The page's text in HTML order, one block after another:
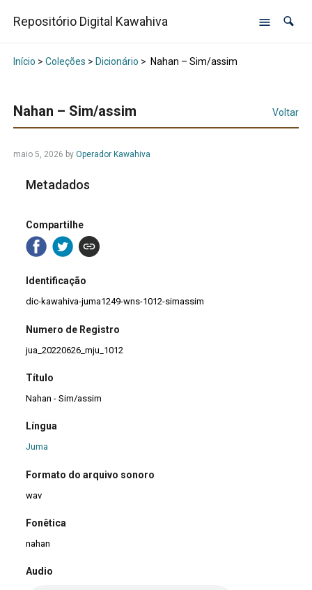
Repositório Digital Kawahiva
Início > Coleções > Dicionário > Nahan – Sim/assim
Nahan – Sim/assim Voltar
maio 5, 2026 by Operador Kawahiva
Metadados
Compartilhe
Identificação
dic-kawahiva-juma1249-wns-1012-simassim
Numero de Registro
jua_20220626_mju_1012
Título
Nahan - Sim/assim
Língua
Juma
Formato do arquivo sonoro
wav
Fonêtica
nahan
Audio